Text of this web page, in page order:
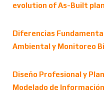
evolution of As-Built
Diferencias
Ambiental y Monitoreo
Diseño Profesional y
Modelado de